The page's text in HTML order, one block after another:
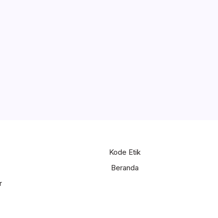
Kode Etik
Beranda